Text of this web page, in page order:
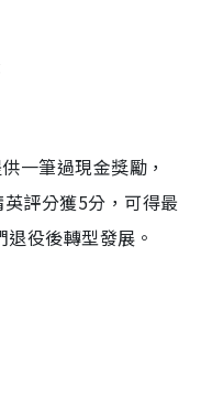
一筆過現金獎勵，
評分獲5分，可得最
役後轉型發展。